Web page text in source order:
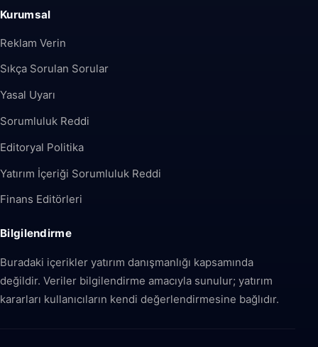
Kurumsal
Reklam Verin
Sıkça Sorulan Sorular
Yasal Uyarı
Sorumluluk Reddi
Editoryal Politika
Yatırım İçeriği Sorumluluk Reddi
Finans Editörleri
Bilgilendirme
Buradaki içerikler yatırım danışmanlığı kapsamında
değildir. Veriler bilgilendirme amacıyla sunulur; yatırım
kararları kullanıcıların kendi değerlendirmesine bağlıdır.